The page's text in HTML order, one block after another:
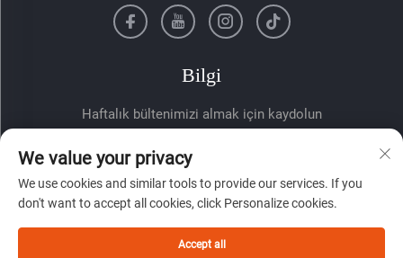
Bilgi
Haftalık bültenimizi almak için kaydolun
We value your privacy
We use cookies and similar tools to provide our services. If you
don't want to accept all cookies, click Personalize cookies.
Accept all